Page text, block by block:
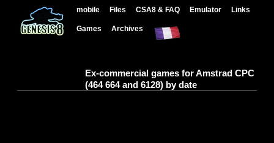
mobile Files CSA8 & FAQ Emulator Links
Games Archives
Ex-commercial games for Amstrad CPC
(464 664 and 6128) by date